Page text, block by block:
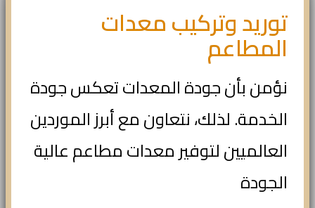
توريد وتركيب معدات
المطاعم
نؤمن بأن جودة المعدات تعكس جودة
الخدمة. لذلك، نتعاون مع أبرز الموردين
العالميين لتوفير معدات مطاعم عالية
الجودة